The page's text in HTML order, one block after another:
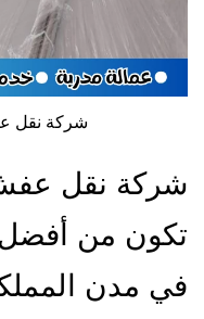
شركة نقل
شركة نقل
تكون من أفضل
في مدن